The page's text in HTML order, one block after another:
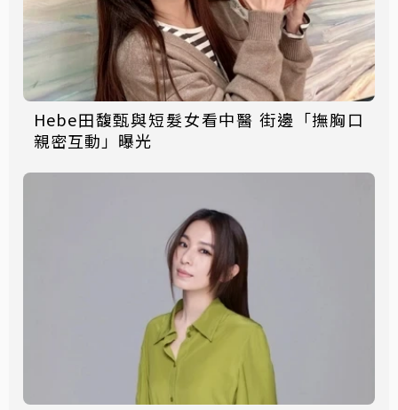
Hebe田馥甄與短髮女看中醫 街邊「撫胸口
親密互動」曝光